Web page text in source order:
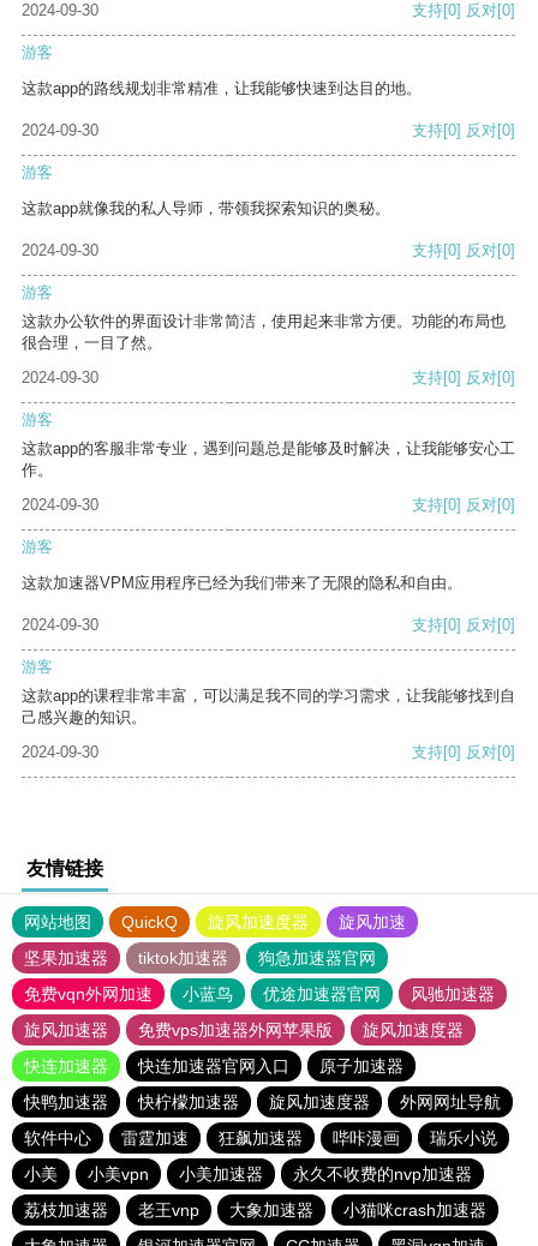
2024-09-30 支持[0] 反对[0]
游客
这款app的路线规划非常精准，让我能够快速到达目的地。
2024-09-30 支持[0] 反对[0]
游客
这款app就像我的私人导师，带领我探索知识的奥秘。
2024-09-30 支持[0] 反对[0]
游客
这款办公软件的界面设计非常简洁，使用起来非常方便。功能的布局也
很合理，一目了然。
2024-09-30
支持[0] 反对[0]
游客
这款app的客服非常专业，遇到问题总是能够及时解决，让我能够安心工
作。
2024-09-30
支持[0] 反对[0]
游客
这款加速器VPM应用程序已经为我们带来了无限的隐私和自由。
2024-09-30 支持[0] 反对[0]
游客
这款app的课程非常丰富，可以满足我不同的学习需求，让我能够找到自
己感兴趣的知识。
2024-09-30
支持[0] 反对[0]
友情链接
网站地图 QuickQ 旋风加速度器
旋风加速
坚果加速器
tiktok加速器
狗急加速器官网
免费vqn外网加速
小蓝鸟 优途加速器官网
风驰加速器
旋风加速器
免费vps加速器外网苹果版
旋风加速度器
快连加速器
快连加速器官网入口
原子加速器
快鸭加速器
快柠檬加速器 旋风加速度器
外网网址导航
软件中心
雷霆加速 狂飙加速器 哔咔漫画
瑞乐小说
小美
小美vpn 小美加速器
永久不收费的nvp加速器
荔枝加速器
老王vnp 大象加速器
小猫咪crash加速器